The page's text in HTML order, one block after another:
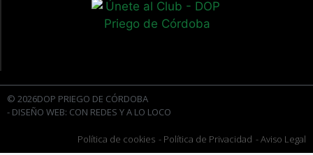
© 2026DOP PRIEGO DE CÓRDOBA
- DISEÑO WEB: CON REDES Y A LO LOCO
Política de cookies - Política de Privacidad - Aviso Legal